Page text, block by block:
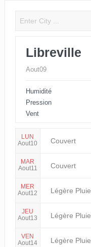
Libreville
Aout09
Humidité
Pression
Vent
LUN
Aout10
Couvert
MAR
Aout11
Couvert
MER
Aout12
Légère Pluie
JEU
Aout13
Légère Pluie
VEN
Aout14
Légère Pluie